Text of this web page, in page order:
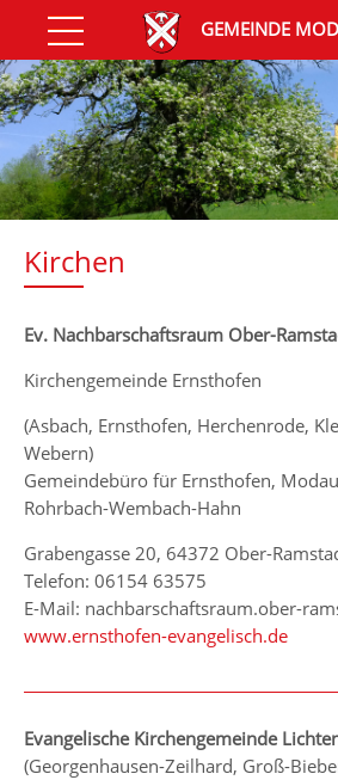
GEMEINDE
Kirchen
Ev. Nachbarschaftsraum Ober-
Kirchengemeinde Ernsthofen
(Asbach, Ernsthofen, Herchenrode,
Webern)
Gemeindebüro für Ernsthofen,
Rohrbach-Wembach-Hahn
Grabengasse 20, 64372 Ober-
Telefon: 06154 63575
E-Mail: nachbarschaftsraum.ober-
www.ernsthofen-evangelisch.de
Evangelische Kirchengemeinde
(Georgenhausen-Zeilhard, Groß-